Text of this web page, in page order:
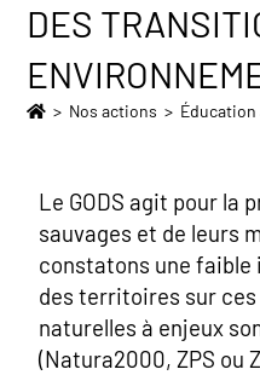
DES
> Nos actions > Éducation
Le GODS agit pour la
sauvages et de leurs
constatons une faible
des territoires sur
naturelles à enjeux
(Natura2000, ZPS ou